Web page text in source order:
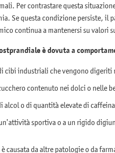
Per contrastare questa
Se questa condizione persiste, il
continua a mantenersi su valori
è dovuta a
cibi industriali che vengono digeriti
contenuto nei dolci o nelle
alcol o di quantità elevate di caffeina
sportiva o a un rigido
causata da altre patologie o da